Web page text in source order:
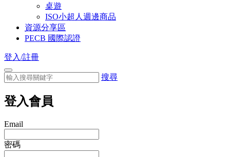
桌遊
ISO小超人週邊商品
資源分享區
PECB 國際認證
登入/註冊
搜尋
登入會員
Email
密碼